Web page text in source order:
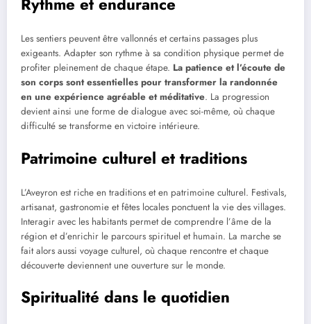
Les sentiers peuvent être vallonnés et certains passages plus
exigeants. Adapter son rythme à sa condition physique permet de
profiter pleinement de chaque étape. La patience et l’écoute de
son corps sont essentielles pour transformer la randonnée
en une expérience agréable et méditative. La progression
devient ainsi une forme de dialogue avec soi-même, où chaque
difficulté se transforme en victoire intérieure.
Patrimoine culturel et traditions
L’Aveyron est riche en traditions et en patrimoine culturel. Festivals,
artisanat, gastronomie et fêtes locales ponctuent la vie des villages.
Interagir avec les habitants permet de comprendre l’âme de la
région et d’enrichir le parcours spirituel et humain. La marche se
fait alors aussi voyage culturel, où chaque rencontre et chaque
découverte deviennent une ouverture sur le monde.
Spiritualité dans le quotidien